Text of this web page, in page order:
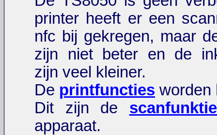
printer heeft er een
nfc bij gekregen, maar
zijn niet beter en de
zijn veel kleiner.
De printfuncties worden
Dit zijn de
apparaat.